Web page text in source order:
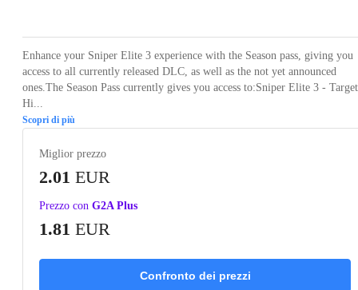
Enhance your Sniper Elite 3 experience with the Season pass, giving you
access to all currently released DLC, as well as the not yet announced
ones.The Season Pass currently gives you access to:Sniper Elite 3 - Target
Hi...
Scopri di più
Miglior prezzo
2.01 EUR
Prezzo con G2A Plus
1.81 EUR
Confronto dei prezzi